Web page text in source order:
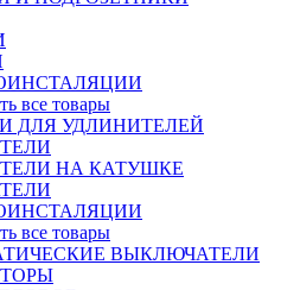
все товары
ДЛЯ УДЛИНИТЕЛЕЙ
НА КАТУШКЕ
все товары
ВЫКЛЮЧАТЕЛИ